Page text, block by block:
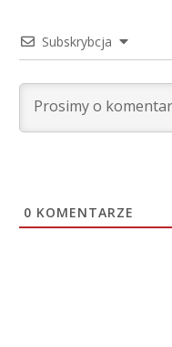
Subskrybcja
0 KOMENTARZE